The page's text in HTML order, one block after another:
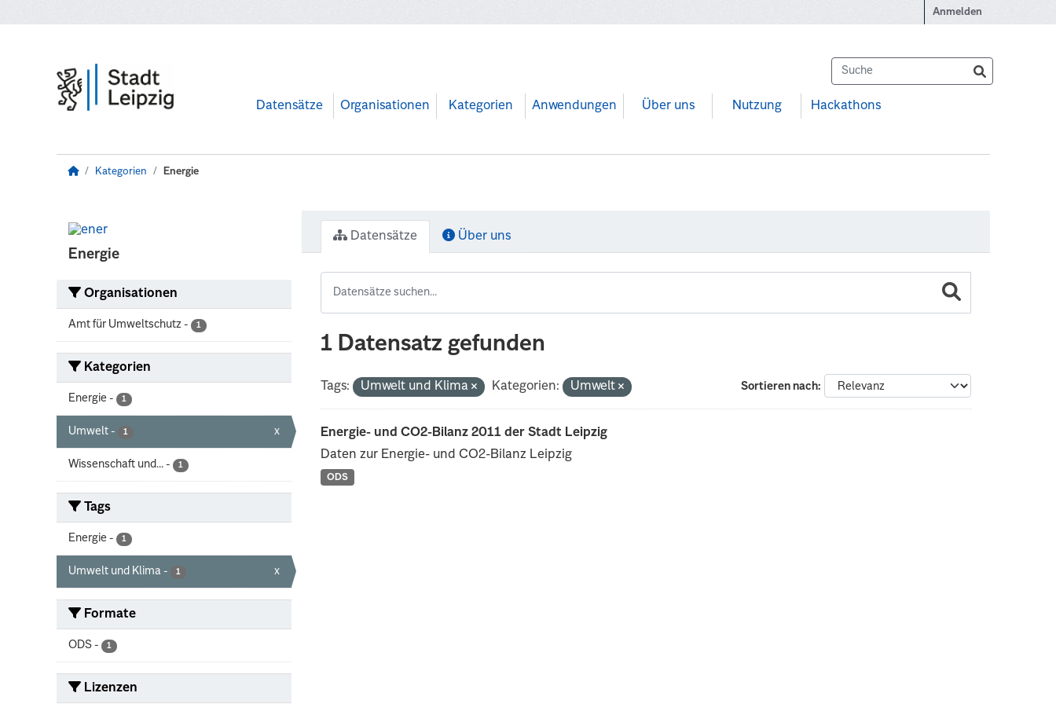
Anmelden
Datensätze Organisationen Kategorien Anwendungen Über uns Nutzung Hackathons
Kategorien Energie
Energie
Organisationen
Amt für Umweltschutz - 1
Kategorien
Energie - 1
Umwelt - 1 x
Wissenschaft und... - 1
Tags
Energie - 1
Umwelt und Klima - 1 x
Formate
ODS - 1
Lizenzen
Datensätze Über uns
1 Datensatz gefunden
Sortieren nach
Tags: Umwelt und Klima Kategorien: Umwelt
Energie- und CO2-Bilanz 2011 der Stadt Leipzig
Daten zur Energie- und CO2-Bilanz Leipzig
ODS